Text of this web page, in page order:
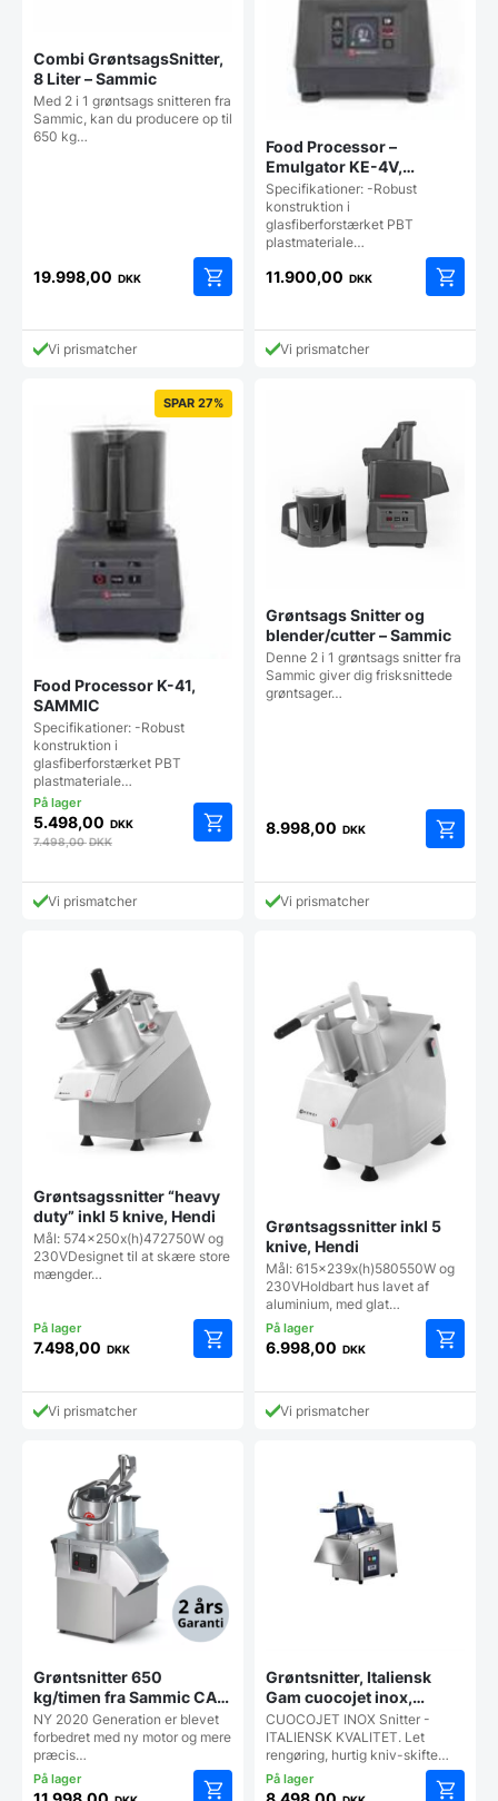
Combi GrøntsagsSnitter,
8 Liter – Sammic
Med 2 i 1 grøntsags snitteren fra
Sammic, kan du producere op til
650 kg…
19.998,00 DKK
Vi prismatcher
Food Processor –
Emulgator KE-4V,
SAMMIC
Specifikationer: -Robust
konstruktion i
glasfiberforstærket PBT
plastmateriale…
11.900,00 DKK
Vi prismatcher
SPAR 27%
Food Processor K-41,
SAMMIC
Specifikationer: -Robust
konstruktion i
glasfiberforstærket PBT
plastmateriale…
5.498,00 DKK
7.498,00DKK
Vi prismatcher
Grøntsags Snitter og
blender/cutter – Sammic
Denne 2 i 1 grøntsags snitter fra
Sammic giver dig frisksnittede
grøntsager…
8.998,00 DKK
Vi prismatcher
Grøntsagssnitter “heavy
duty” inkl 5 knive, Hendi
Mål: 574x250x(h)472750W og
230VDesignet til at skære store
mængder…
7.498,00 DKK
Vi prismatcher
Grøntsagssnitter inkl 5
knive, Hendi
Mål: 615x239x(h)580550W og
230VHoldbart hus lavet af
aluminium, med glat…
6.998,00 DKK
Vi prismatcher
Grøntsnitter 650
kg/timen fra Sammic CA-
41:
NY 2020 Generation er blevet
forbedret med ny motor og mere
præcis…
Grøntsnitter, Italiensk
Gam cuocojet inox,
Pålidelig og kraftig
CUOCOJET INOX Snitter -
ITALIENSK KVALITET. Let
rengøring, hurtig kniv-skifte…